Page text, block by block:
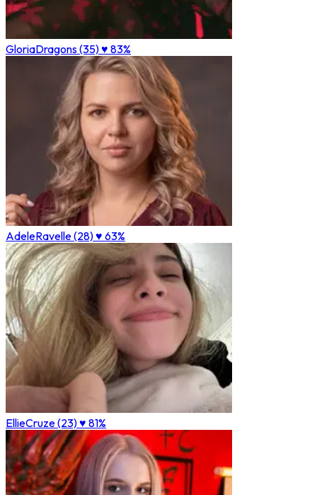
GloriaDragons (35)♥ 83%
AdeleRavelle (28)♥ 63%
EllieCruze (23)♥ 81%